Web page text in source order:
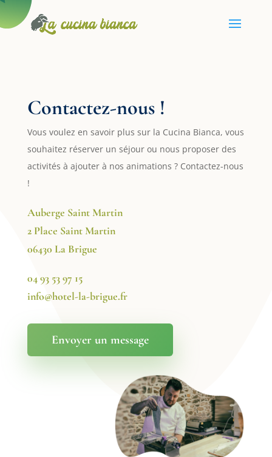
Contactez-nous !
Vous voulez en savoir plus sur la Cucina Bianca, vous
souhaitez réserver un séjour ou nous proposer des
activités à ajouter à nos animations ? Contactez-nous
!
Auberge Saint Martin
2 Place Saint Martin
06430 La Brigue
04 93 53 97 15
info@hotel-la-brigue.fr
Envoyer un message